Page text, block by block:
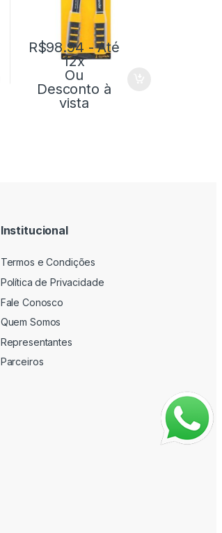
R$98.94 - Até
12x
Ou
Desconto à
vista
Institucional
Termos e Condições
Política de Privacidade
Fale Conosco
Quem Somos
Representantes
Parceiros